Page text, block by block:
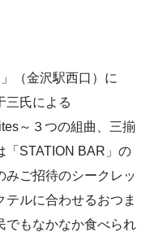
（金沢駅西口）に
三氏による
～３つの組曲、三揃
「STATION BAR」の
みご招待のシークレッ
テルに合わせるおつま
でもなかなか食べられ